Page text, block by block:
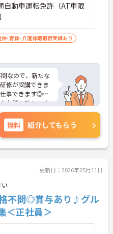
動車運転免許（AT車限
休･育休･介護休暇取得実績あり
なので、新たな
修が受講できま
事できます◎少
お話を致します
無料 紹介してもらう
更新日：2026年05月11日
格不問◎賞与あり♪グル
＜正社員＞